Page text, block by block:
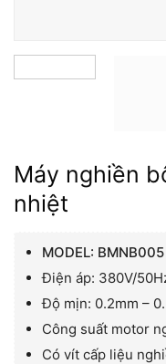
Máy nghiền
nhiệt
MODEL: BMNB005
Điện áp: 380V/
Độ mịn: 0.2mm –
Công suất motor
Có vít cấp liệu